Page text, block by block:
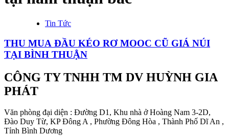
Tin Tức
THU MUA ĐẦU KÉO RƠ MOOC CŨ GIÁ NÚI
TẠI BÌNH THUẬN
CÔNG TY TNHH TM DV HUỲNH GIA
PHÁT
Văn phòng đại diện : Đường D1, Khu nhà ở Hoàng Nam 3-2D,
Đào Duy Từ, KP Đông A , Phường Đông Hòa , Thành Phố Dĩ An ,
Tỉnh Bình Dương